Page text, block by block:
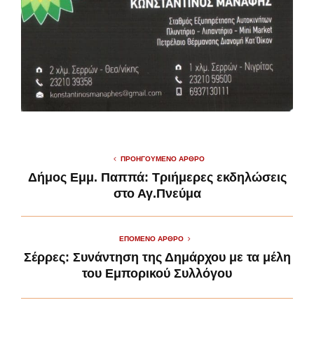
ΠΡΟΗΓΟΎΜΕΝΟ ΆΡΘΡΟ
Δήμος Εμμ. Παππά: Τριήμερες εκδηλώσεις
στο Αγ.Πνεύμα
ΕΠΌΜΕΝΟ ΆΡΘΡΟ
Σέρρες: Συνάντηση της Δημάρχου με τα μέλη
του Εμπορικού Συλλόγου